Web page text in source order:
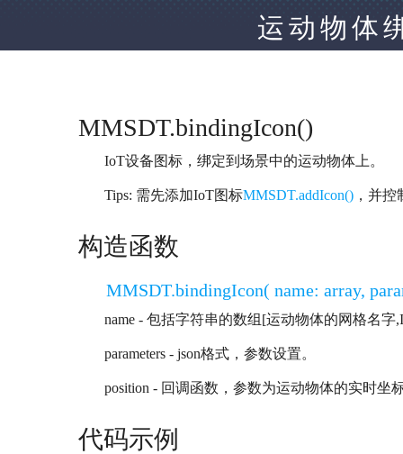
运动物体
MMSDT.bindingIcon()
IoT设备图标，绑定到场景中的运动物体上。
Tips: 需先添加IoT图标MMSDT.addIcon() ，并
构造函数
MMSDT.bindingIcon( name: array,
name - 包括字符串的数组[运动物体的网格名字
parameters - json格式，参数设置。
position - 回调函数，参数为运动物体的实时坐
代码示例